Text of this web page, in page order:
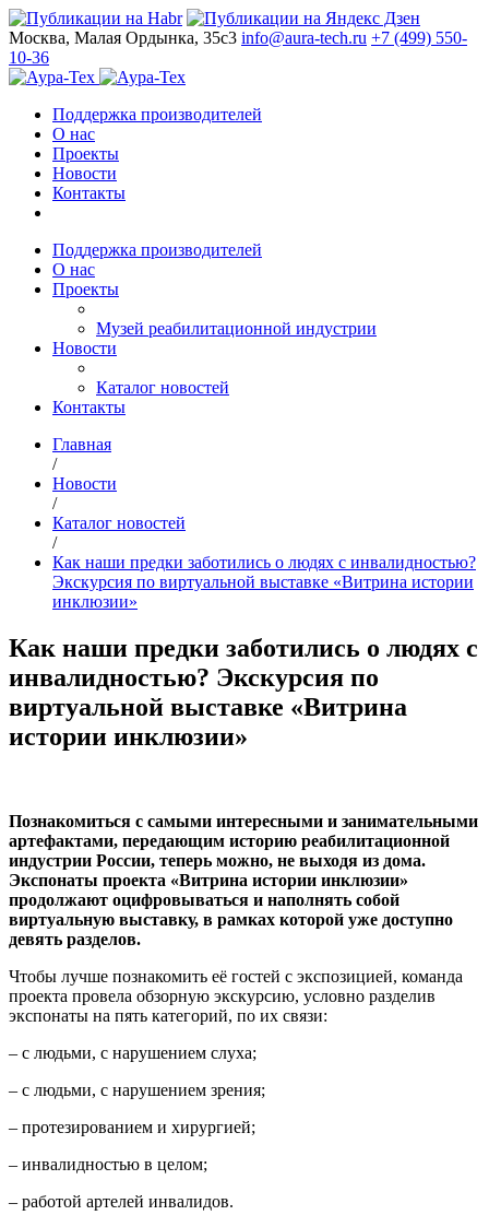
Москва, Малая Ордынка, 35с3 info@aura-tech.ru +7 (499) 550-
10-36
Поддержка производителей
О нас
Проекты
Новости
Контакты
Поддержка производителей
О нас
Проекты
Музей реабилитационной индустрии
Новости
Каталог новостей
Контакты
Главная
/
Новости
/
Каталог новостей
/
Как наши предки заботились о людях с инвалидностью?
Экскурсия по виртуальной выставке «Витрина истории
инклюзии»
Как наши предки заботились о людях с
инвалидностью? Экскурсия по
виртуальной выставке «Витрина
истории инклюзии»
Познакомиться с самыми интересными и занимательными
артефактами, передающим историю реабилитационной
индустрии России, теперь можно, не выходя из дома.
Экспонаты проекта «Витрина истории инклюзии»
продолжают оцифровываться и наполнять собой
виртуальную выставку, в рамках которой уже доступно
девять разделов.
Чтобы лучше познакомить её гостей с экспозицией, команда
проекта провела обзорную экскурсию, условно разделив
экспонаты на пять категорий, по их связи:
– с людьми, с нарушением слуха;
– с людьми, с нарушением зрения;
– протезированием и хирургией;
– инвалидностью в целом;
– работой артелей инвалидов.